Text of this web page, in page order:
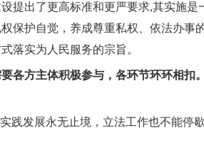
提出了更高标准和更严要求,其实施
保护自觉，养成尊重私权、依法办
落实为人民服务的宗旨。
各方主体积极参与，各环节环环相
践发展永无止境，立法工作也不能